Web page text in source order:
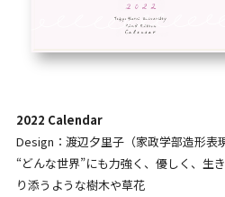
2022 Calendar
Design：渡辺夕里子（家政学部造形表
“どんな世界”にも力強く、優しく、
り添うような樹木や草花